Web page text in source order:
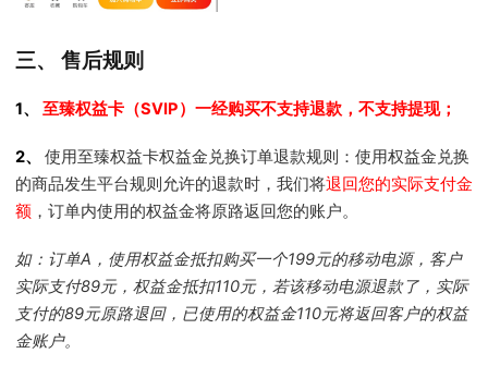
三、 售后规则
1、 至臻权益卡（SVIP）一经购买不支持退款，不支持提现；
2、 使用至臻权益卡权益金兑换订单退款规则：使用权益金兑换
的商品发生平台规则允许的退款时，我们将退回您的实际支付金
额 ，订单内使用的权益金将原路返回您的账户。
如：订单A，使用权益金抵扣购买一个199元的移动电源，客户
实际支付89元，权益金抵扣110元，若该移动电源退款了，实际
支付的89元原路退回，已使用的权益金110元将返回客户的权益
金账户。